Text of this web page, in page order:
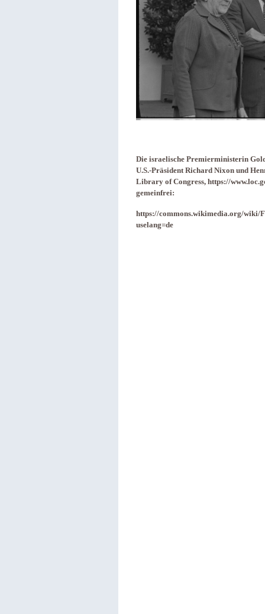
Die israelische Premierministerin
U.S.-Präsident Richard Nixon und
Library of Congress, https://
gemeinfrei:
https://commons.wikimedia.org/wiki/
uselang=de